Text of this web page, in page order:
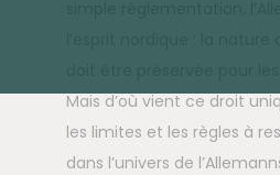
Mais d’où vient ce droit
les limites et les règles à
dans l’univers de